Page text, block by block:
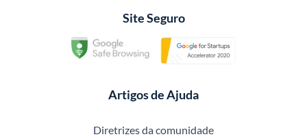
Site Seguro
Artigos de Ajuda
Diretrizes da comunidade